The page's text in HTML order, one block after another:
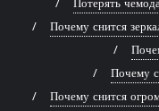
Почему снится
Почему
Почему снится